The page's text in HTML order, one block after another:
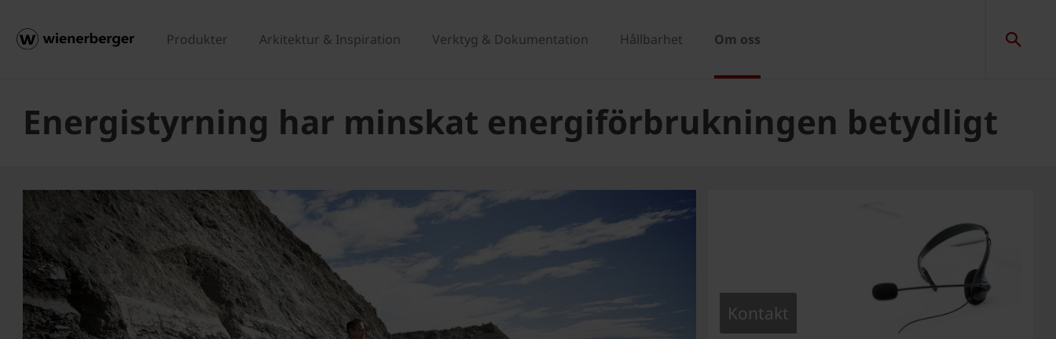
Produkter Arkitektur & Inspiration Verktyg & Dokumentation Hållbarhet Om oss
Energistyrning har minskat energiförbrukningen betydligt
Kontakt